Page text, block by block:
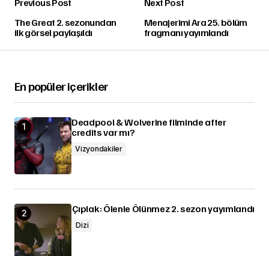
The Great 2. sezonundan
ilk görsel paylaşıldı
Menajerimi Ara 25. bölüm
fragmanı yayımlandı
En popüler içerikler
Deadpool & Wolverine filminde after
credits var mı?
Vizyondakiler
Çıplak: Ölenle Ölünmez 2. sezon yayımlandı
Dizi